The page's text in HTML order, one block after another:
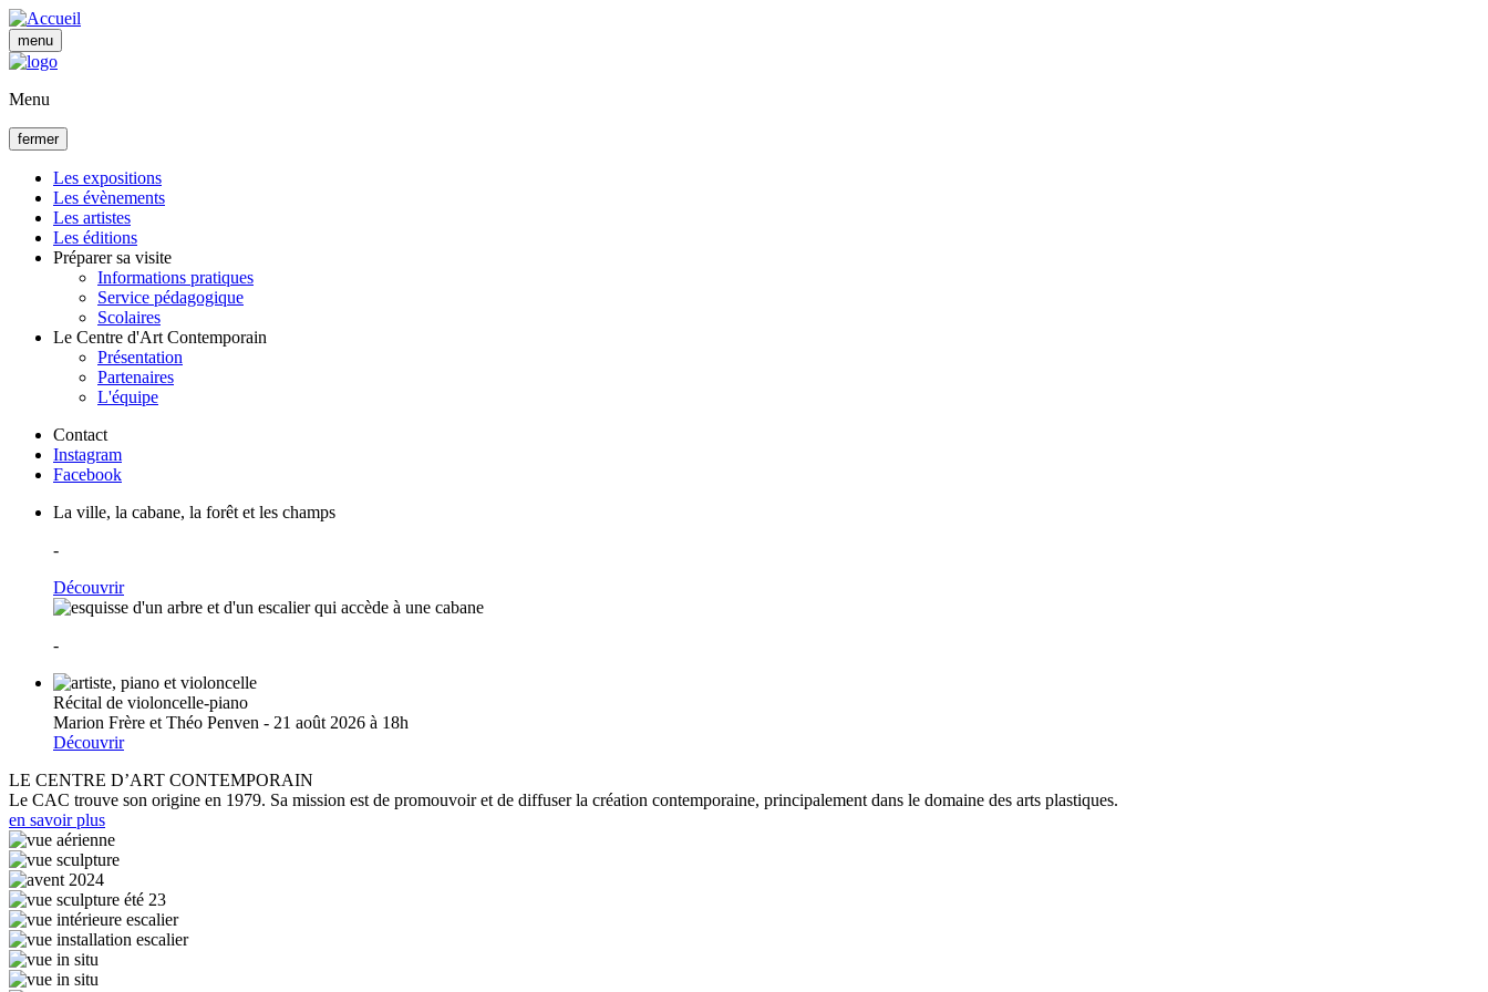
Aller
au
contenu
menu
Menu
fermer
Navigation
principale
Les expositions
Les évènements
Les artistes
Les éditions
Préparer sa visite
Informations pratiques
Service pédagogique
Scolaires
Le Centre d'Art Contemporain
Présentation
Partenaires
L'équipe
Contact
Instagram
Facebook
La ville, la cabane, la forêt et les champs
-
Découvrir
-
Récital de violoncelle-piano
Marion Frère et Théo Penven - 21 août 2026 à 18h
Découvrir
LE CENTRE D’ART CONTEMPORAIN
Le CAC trouve son origine en 1979. Sa mission est de promouvoir et de diffuser la création contemporaine, principalement dans le domaine des arts plastiques.
en savoir plus